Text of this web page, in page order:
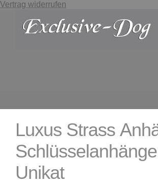
Vertrag widerrufen
Luxus Strass
Unikat